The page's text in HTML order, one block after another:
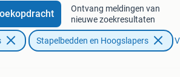
Ontvang meldingen van
nieuwe zoekresultaten
Stapelbedden en Hoogslapers